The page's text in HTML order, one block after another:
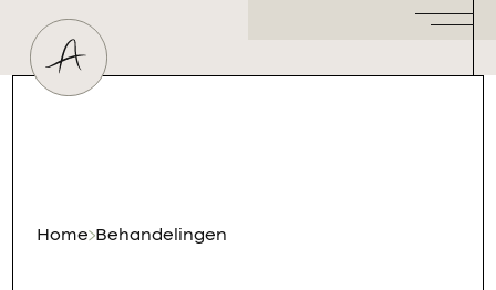
Huidtherapeut
Home Behandelingen